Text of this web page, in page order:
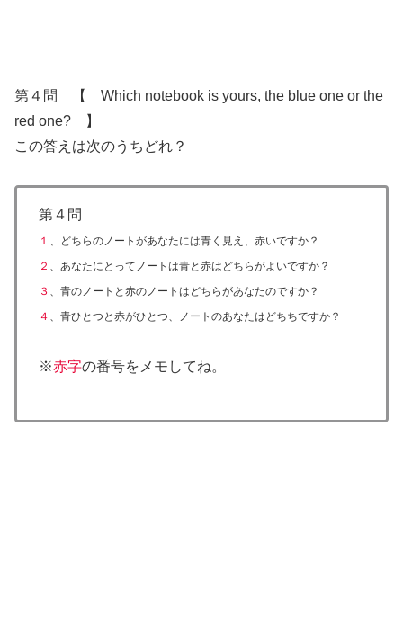
第４問 【 Which notebook is yours, the blue one or the
red one? 】
この答えは次のうちどれ？
第４問
１ 、どちらのノートがあなたには青く見え、赤いですか？
２ 、あなたにとってノートは青と赤はどちらがよいですか？
３ 、青のノートと赤のノートはどちらがあなたのですか？
４ 、青ひとつと赤がひとつ、ノートのあなたはどちちですか？
※赤字の番号をメモしてね。